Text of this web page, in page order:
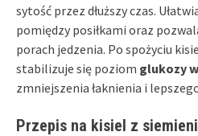
sytość przez dłuższy czas.
pomiędzy posiłkami oraz
porach jedzenia. Po spożyciu
stabilizuje się poziom glukozy
zmniejszenia łaknienia i
Przepis na kisiel z